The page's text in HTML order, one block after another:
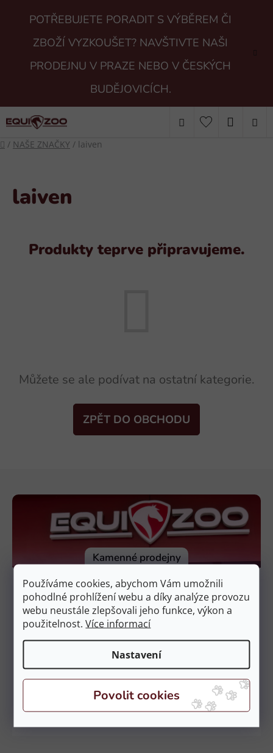
Používáme cookies, abychom Vám umožnili
pohodlné prohlížení webu a díky analýze provozu
webu neustále zlepšovali jeho funkce, výkon a
použitelnost.Více informací
Nastavení
POTŘEBUJETE PORADIT S VÝBĚREM ČI
ZBOŽÍ VYZKOUŠET? NAVŠTIVTE NAŠI
PRODEJNU V PRAZE NEBO V ČESKÝCH
BUDĚJOVICÍCH.
Hledat
Domů
/ NAŠE ZNAČKY / laiven
laiven
Produkty teprve připravujeme.
Můžete se ale podívat na ostatní kategorie.
ZPĚT DO OBCHODU
Kamenné prodejny
Prodejna Čestlice
EquiZoo – OC Spektrum
Obchodní 329, 251 01 Čestlice
Otevírací doba:
Prodejna České Budějovice
EquiZoo – Budějovice
Průběžná 2551, 370 04 Č. Budějovice
Otevírací doba:
PO – NE: 9:00 – 20:00